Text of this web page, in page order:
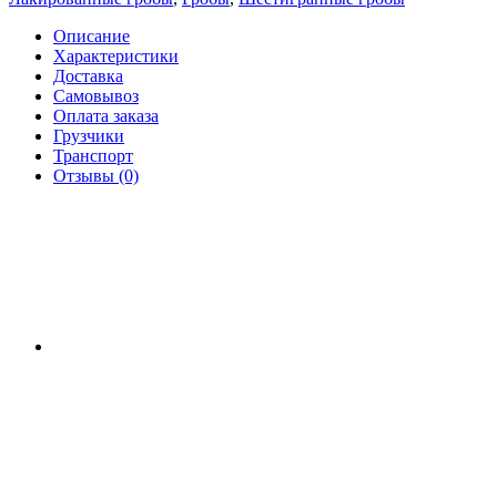
Описание
Характеристики
Доставка
Самовывоз
Оплата заказа
Грузчики
Транспорт
Отзывы (0)